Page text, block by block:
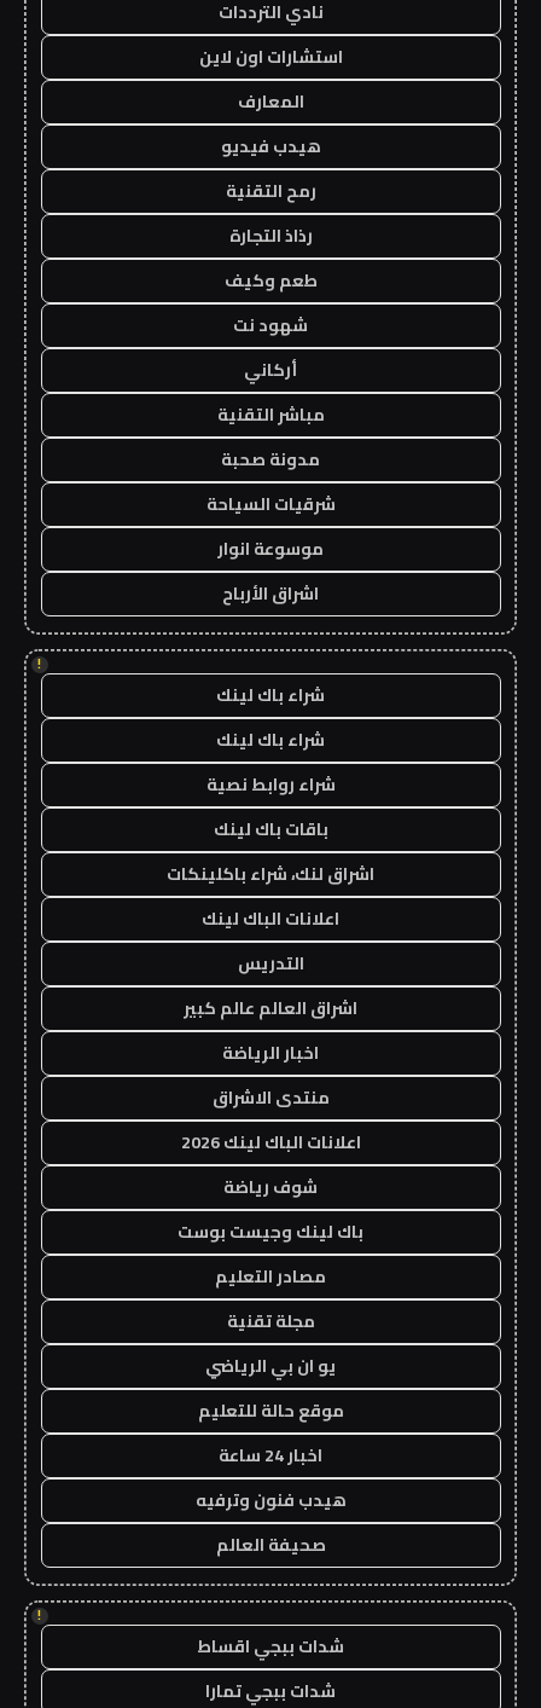
نادي الترددات
استشارات اون لاين
المعارف
هيدب فيديو
رمح التقنية
رذاذ التجارة
طعم وكيف
شهود نت
أركاني
مباشر التقنية
مدونة صحبة
شرقيات السياحة
موسوعة انوار
اشراق الأرباح
!
شراء باك لينك
شراء باك لينك
شراء روابط نصية
باقات باك لينك
اشراق لنك، شراء باكلينكات
اعلانات الباك لينك
التدريس
اشراق العالم عالم كبير
اخبار الرياضة
منتدى الاشراق
اعلانات الباك لينك 2026
شوف رياضة
باك لينك وجيست بوست
مصادر التعليم
مجلة تقنية
يو ان بي الرياضي
موقع حالة للتعليم
اخبار 24 ساعة
هيدب فنون وترفيه
صحيفة العالم
!
شدات ببجي اقساط
شدات ببجي تمارا